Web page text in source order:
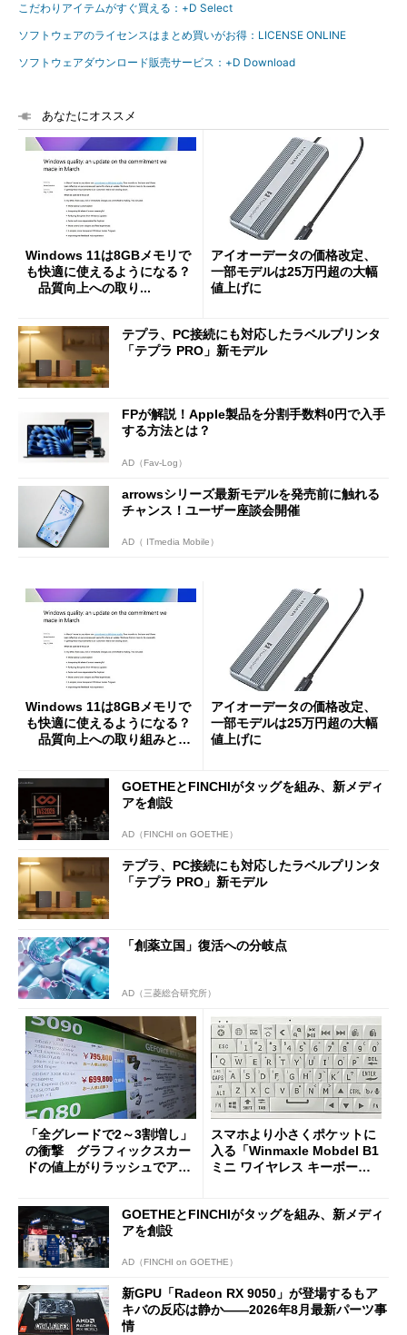
こだわりアイテムがすぐ買える：+D Select
ソフトウェアのライセンスはまとめ買いがお得：LICENSE ONLINE
ソフトウェアダウンロード販売サービス：+D Download
あなたにオススメ
Windows 11は8GBメモリで
も快適に使えるようになる？
品質向上への取り...
アイオーデータの価格改定、
一部モデルは25万円超の大幅
値上げに
テプラ、PC接続にも対応したラベルプリンタ
「テプラ PRO」新モデル
FPが解説！Apple製品を分割手数料0円で入手
する方法とは？
AD（Fav-Log）
arrowsシリーズ最新モデルを発売前に触れる
チャンス！ユーザー座談会開催
AD（ ITmedia Mobile）
Windows 11は8GBメモリで
も快適に使えるようになる？
品質向上への取り組みと
アイオーデータの価格改定、
一部モデルは25万円超の大幅
値上げに
GOETHEとFINCHIがタッグを組み、新メディ
アを創設
AD（FINCHI on GOETHE）
テプラ、PC接続にも対応したラベルプリンタ
「テプラ PRO」新モデル
「創薬立国」復活への分岐点
AD（三菱総合研究所）
「全グレードで2～3割増し」
の衝撃 グラフィックスカー
ドの値上がりラッシュでアキ
スマホより小さくポケットに
入る「Winmaxle Mobdel B1
ミニ ワイヤレス キーボー
GOETHEとFINCHIがタッグを組み、新メディ
アを創設
AD（FINCHI on GOETHE）
新GPU「Radeon RX 9050」が登場するもア
キバの反応は静か――2026年8月最新パーツ事
情